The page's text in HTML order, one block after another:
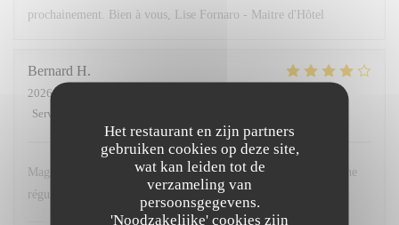
Het restaurant en zijn partners
gebruiken cookies op deze site,
wat kan leiden tot de
verzameling van
persoonsgegevens.
'Noodzakelijke' cookies zijn
prochainement. Bien à vous, Lise Fornaro - Maitre d'Hôtel
Bernard H
2026-07-29
Service
Magnifique restaurant, face à la dune, loin de la foule. Je déjeune
régulièrement à l'Opale ; chaque fois je me régale.
L'OPALE RESTAURANT heeft op deze beoordeling